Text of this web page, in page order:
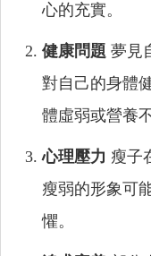
心的充實。
健康問題 夢見
對自己的身體
體虛弱或營養
心理壓力 瘦子
瘦弱的形象可
懼。